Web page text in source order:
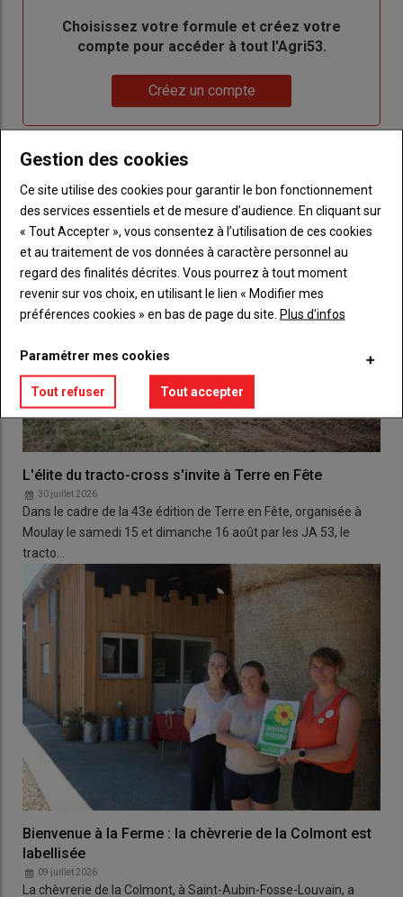
BodyChoisissez votre formule et créez votre
compte pour accéder à tout l'Agri53.
Créez un compte
LES PLUS LUS
L'élite du tracto-cross s'invite à Terre en Fête
30 juillet 2026
Dans le cadre de la 43e édition de Terre en Fête, organisée à
Moulay le samedi 15 et dimanche 16 août par les JA 53, le
tracto…
Bienvenue à la Ferme : la chèvrerie de la Colmont est
labellisée
09 juillet 2026
La chèvrerie de la Colmont, à Saint-Aubin-Fosse-Louvain, a
Gestion des cookies
Ce site utilise des cookies pour garantir le bon fonctionnement
des services essentiels et de mesure d’audience. En cliquant sur
« Tout Accepter », vous consentez à l’utilisation de ces cookies
et au traitement de vos données à caractère personnel au
regard des finalités décrites. Vous pourrez à tout moment
revenir sur vos choix, en utilisant le lien « Modifier mes
préférences cookies » en bas de page du site. Plus d'infos
Paramétrer mes cookies
Tout refuser Tout accepter